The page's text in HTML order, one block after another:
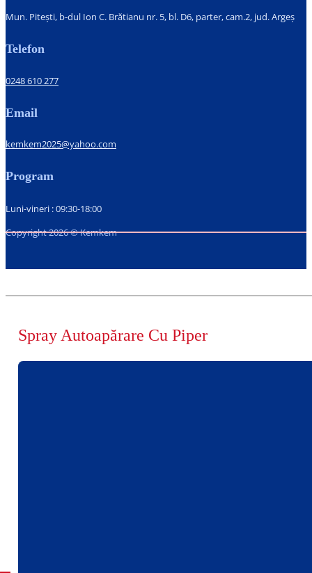
Mun. Pitești, b-dul Ion C. Brătianu nr. 5, bl. D6, parter, cam.2, jud. Argeș
Telefon
0248 610 277
Email
kemkem2025@yahoo.com
Program
Luni-vineri : 09:30-18:00
Copyright 2026 © Kemkem
Spray Autoapărare Cu Piper